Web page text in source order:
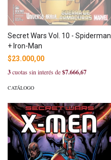
Secret Wars Vol. 10 - Spiderman
+ Iron-Man
$23.000,00
3cuotas sin interés de$7.666,67
CATÁLOGO